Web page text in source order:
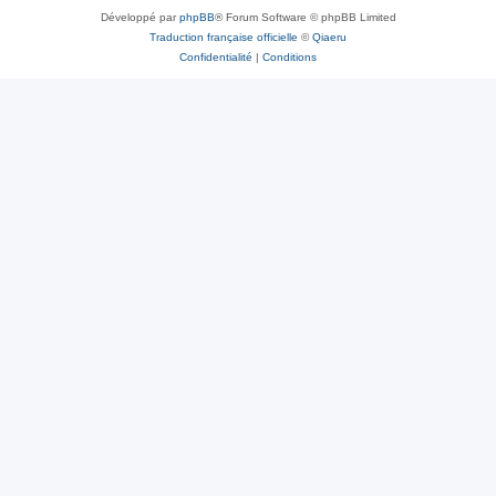
Développé parphpBB® Forum Software © phpBB Limited
Traduction française officielle ©Qiaeru
Confidentialité | Conditions